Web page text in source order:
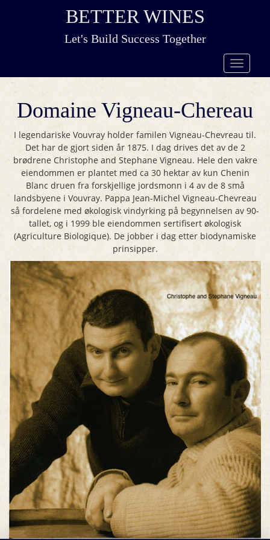
BETTER WINES
Let's Build Success Together
Domaine Vigneau-Chereau
I legendariske Vouvray holder familen Vigneau-Chevreau til.
Det har de gjort siden år 1875. I dag drives det av de 2
brødrene Christophe and Stephane Vigneau. Hele den vakre
eiendommen er plantet med ca 30 hektar av kun Chenin
Blanc druen fra forskjellige jordsmonn i 4 av de 8 små
landsbyene i Vouvray. Pappa Jean-Michel Vigneau-Chevreau
så fordelene med økologisk vindyrking på begynnelsen av 90-
tallet, og i 1999 ble eiendommen sertifisert økologisk
(Agriculture Biologique). De jobber i dag etter biodynamiske
prinsipper.